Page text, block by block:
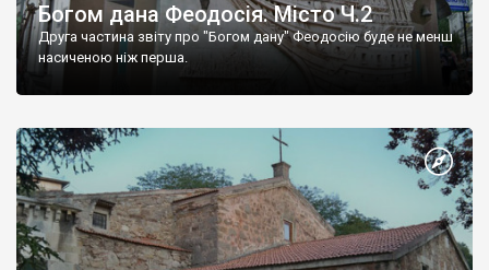
Богом дана Феодосія. Місто Ч.2
Друга частина звіту про "Богом дану" Феодосію буде не менш
насиченою ніж перша.